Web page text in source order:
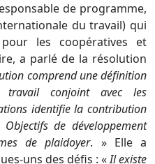
de programme,
du travail) qui
les coopératives et
a parlé de la résolution
comprend une définition
conjoint avec les
identifie la contribution
de développement
de plaidoyer. » Elle a
uns des défis : «Il existe